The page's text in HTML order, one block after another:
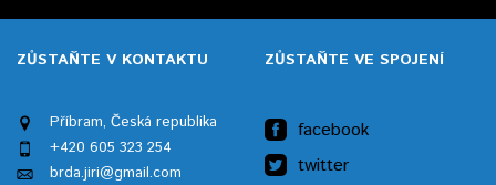
ZŮSTAŇTE V KONTAKTU
Příbram, Česká republika
+420 605 323 254
brda.jiri@gmail.com
ZŮSTAŇTE VE SPOJENÍ
facebook
twitter